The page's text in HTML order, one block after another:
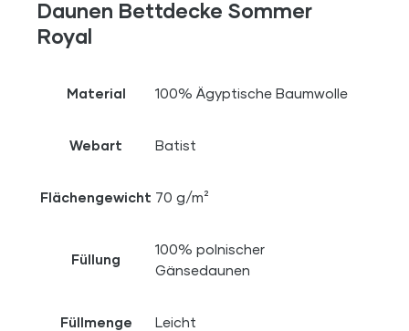
Daunen Bettdecke Sommer
Royal
Material 100% Ägyptische Baumwolle
Webart Batist
Flächengewicht 70 g/m²
Füllung
100% polnischer
Gänsedaunen
Füllmenge Leicht